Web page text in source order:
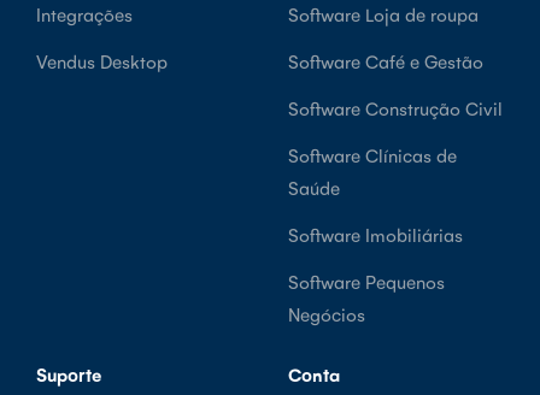
Integrações
Vendus Desktop
Software Loja de roupa
Software Café e Gestão
Software Construção Civil
Software Clínicas de
Saúde
Software Imobiliárias
Software Pequenos
Negócios
Suporte
Conta